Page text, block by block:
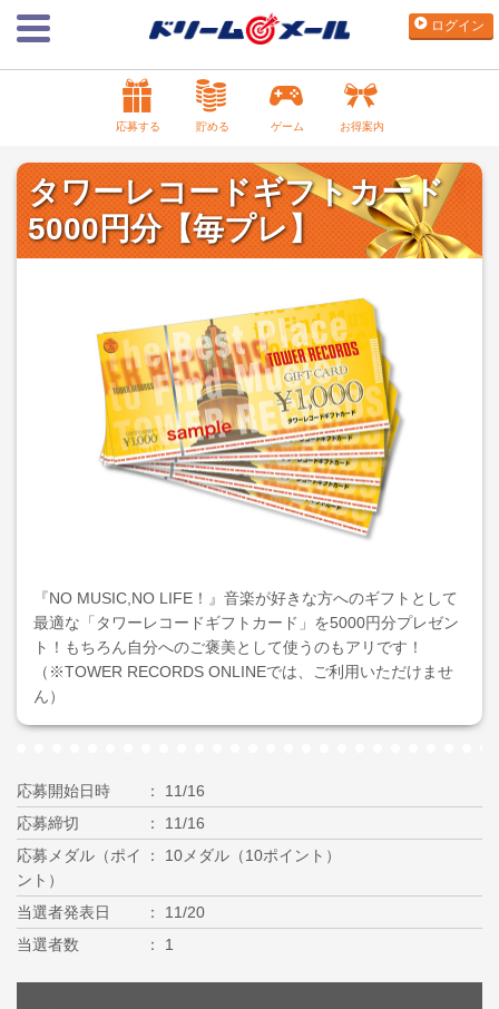
ログイン
応募する 貯める ゲーム お得案内
タワーレコードギフトカード
5000円分【毎プレ】
『NO MUSIC,NO LIFE！』音楽が好きな方へのギフトとして
最適な「タワーレコードギフトカード」を5000円分プレゼン
ト！もちろん自分へのご褒美として使うのもアリです！
（※TOWER RECORDS ONLINEでは、ご利用いただけませ
ん）
応募開始日時
11/16
応募締切
11/16
応募メダル（ポイ
ント）
10メダル（10ポイント）
当選者発表日
11/20
当選者数
1